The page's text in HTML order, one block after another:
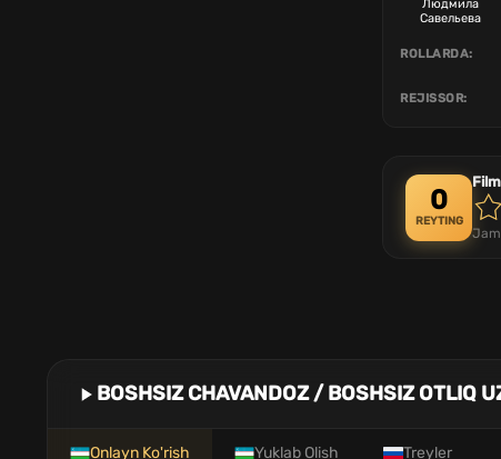
Людмила
Савельева
ROLLARDA:
REJISSOR:
0
REYTING
BOSHSIZ CHAVANDOZ / BOSHSIZ OTLIQ
Onlayn Ko'rish Yuklab Olish Treyler